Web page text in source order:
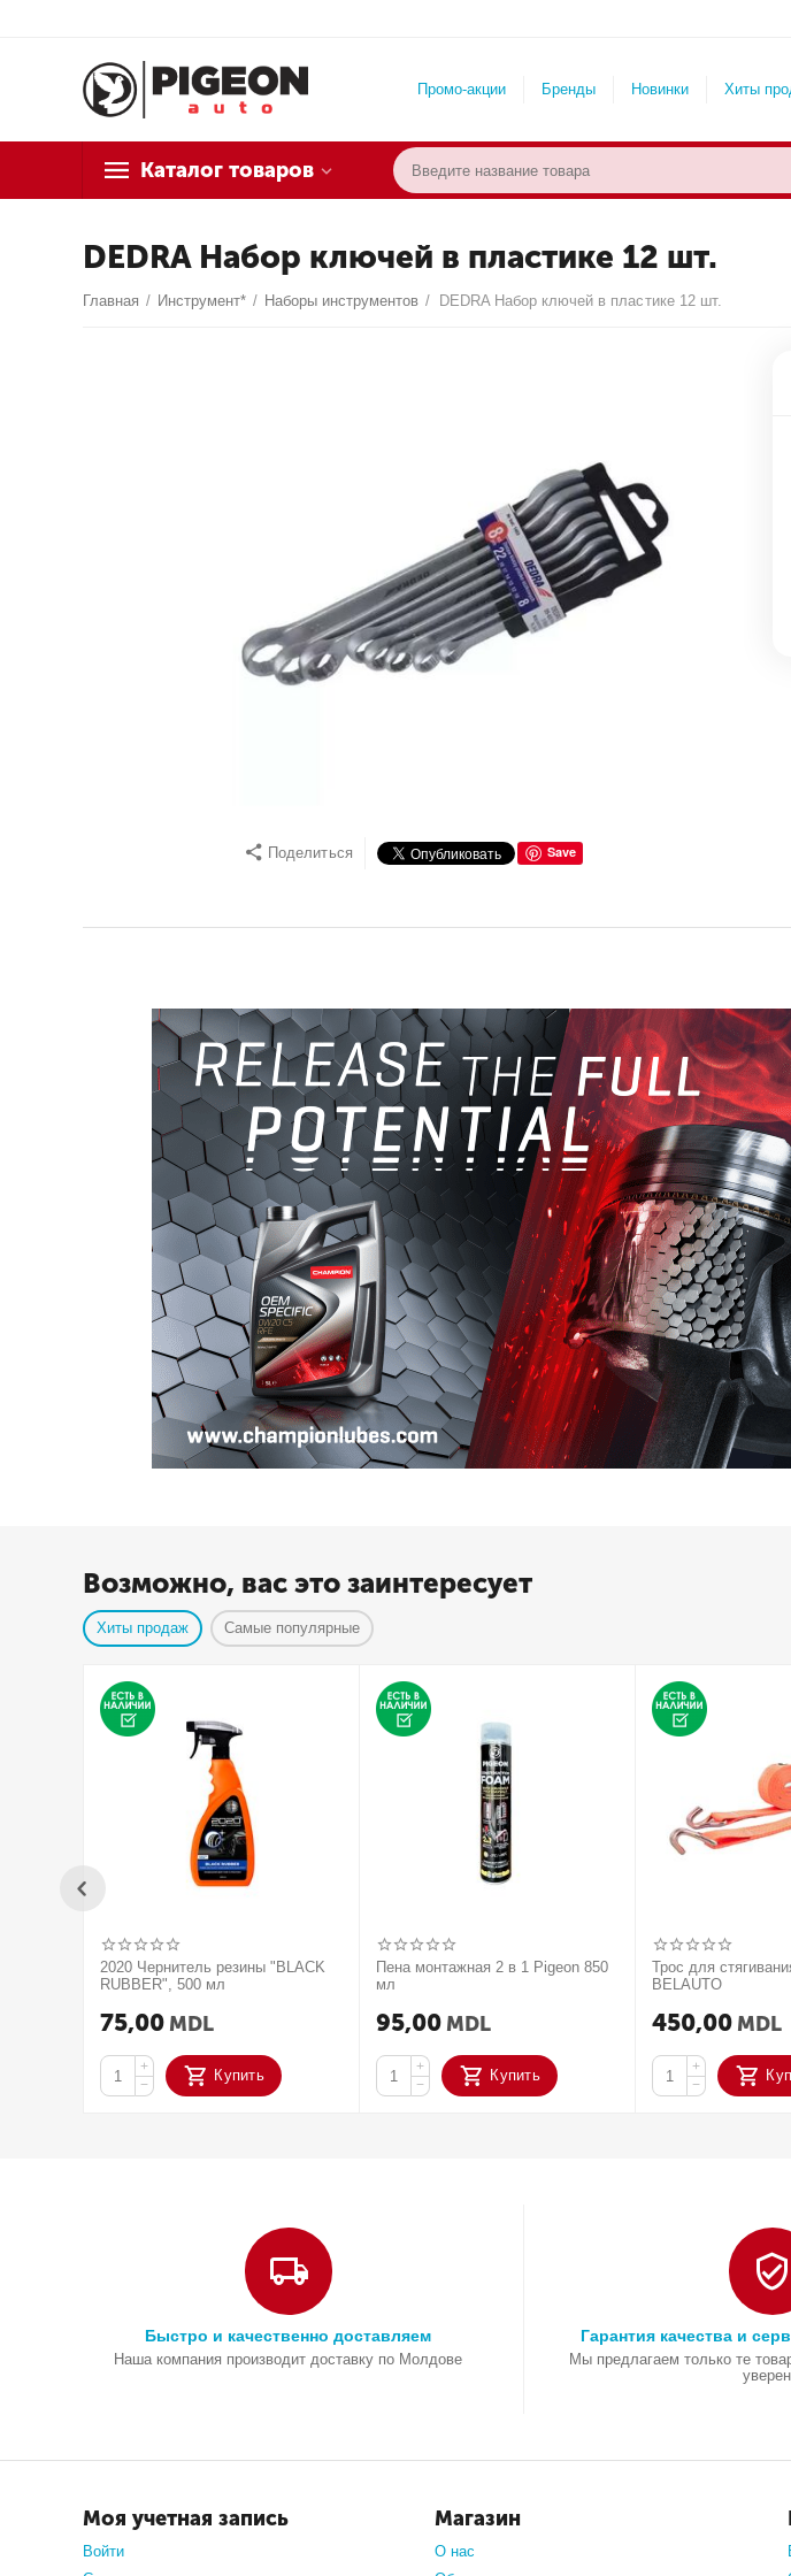
Промо-акции Бренды Новинки Хиты
Каталог товаров
DEDRA Набор ключей в пластике 12 шт.
Главная / Инструмент* / Наборы инструментов / DEDRA Набор ключей в пластике 12 шт.
Поделиться Save
Возможно, вас это заинтересует
Хиты продаж Самые популярные
2020 Чернитель резины "BLACK
RUBBER", 500 мл
75,00 MDL
+
−
Купить
Пена монтажная 2 в 1 Pigeon 850
мл
95,00 MDL
+
−
Купить
Трос для
BELAUTO
450,00 MDL
+
−
Быстро и качественно доставляем
Наша компания производит доставку по Молдове
Гарантия качества и
Мы предлагаем только те
Моя учетная запись
Войти
Магазин
О нас